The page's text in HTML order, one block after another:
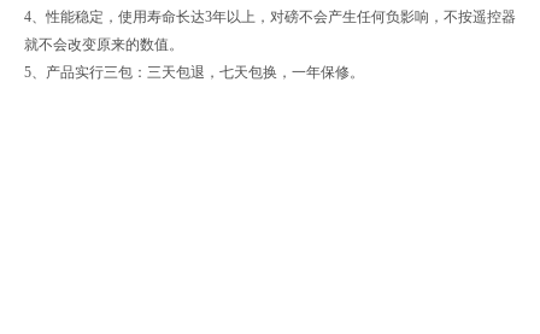
4、性能稳定，使用寿命长达3年以上，对磅不会产生任何负影响，不按遥控器
就不会改变原来的数值。
5、产品实行三包：三天包退，七天包换，一年保修。